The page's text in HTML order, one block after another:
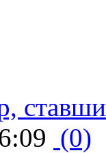
(0)